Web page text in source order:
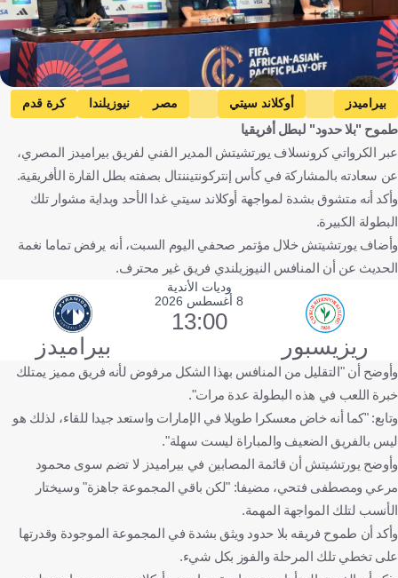
بيراميدز أوكلاند سيتي مصر نيوزيلندا كرة قدم
طموح "بلا حدود" لبطل أفريقيا
عبر الكرواتي كرونسلاف يورتشيتش المدير الفني لفريق بيراميدز المصري،
عن سعادته بالمشاركة في كأس إنتركونتيننتال بصفته بطل القارة الأفريقية.
وأكد أنه متشوق بشدة لمواجهة أوكلاند سيتي غدا الأحد وبداية مشوار تلك
البطولة الكبيرة.
وأضاف يورتشيتش خلال مؤتمر صحفي اليوم السبت، أنه يرفض تماما نغمة
الحديث عن أن المنافس النيوزيلندي فريق غير محترف.
وديات الأندية
ريزيسبور
8 أغسطس 2026
13:00
بيراميدز
وأوضح أن "التقليل من المنافس بهذا الشكل مرفوض لأنه فريق مميز يمتلك
خبرة اللعب في هذه البطولة عدة مرات".
وتابع: "كما أنه خاض معسكرا طويلا في الإمارات واستعد جيدا للقاء، لذلك هو
ليس بالفريق الضعيف والمباراة ليست سهلة".
وأوضح يورتشيتش أن قائمة المصابين في بيراميدز لا تضم سوى محمود
مرعي ومصطفى فتحي، مضيفا: "لكن باقي المجموعة جاهزة" وسيختار
الأنسب لتلك المواجهة المهمة.
وأكد أن طموح فريقه بلا حدود ويثق بشدة في المجموعة الموجودة وقدرتها
على تخطي تلك المرحلة والفوز بكل شيء.